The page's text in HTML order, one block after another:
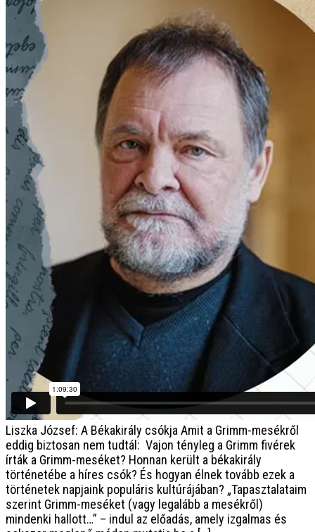
Liszka József: A Békakirály csókja Amit a Grimm-mesékről
eddig biztosan nem tudtál: Vajon tényleg a Grimm fivérek
írták a Grimm-meséket? Honnan került a békakirály
történetébe a híres csók? És hogyan élnek tovább ezek a
történetek napjaink populáris kultúrájában? „Tapasztalataim
szerint Grimm-meséket (vagy legalább a mesékről)
mindenki hallott…” – indul az előadás, amely izgalmas és